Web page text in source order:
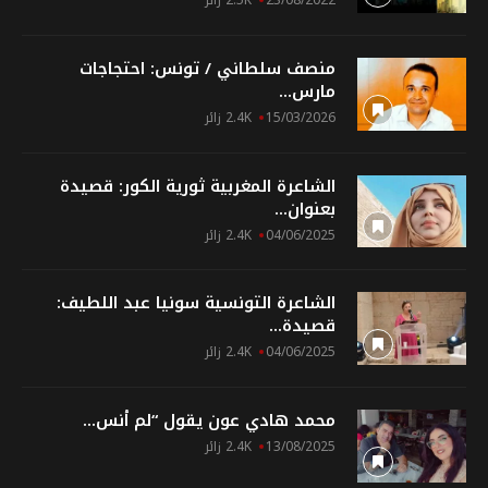
منصف سلطاني / تونس: احتجاجات
مارس...
15/03/2026 2.4K زائر
الشاعرة المغربية ثورية الكور: قصيدة
بعنوان...
04/06/2025 2.4K زائر
الشاعرة التونسية سونيا عبد اللطيف:
قصيدة...
04/06/2025 2.4K زائر
محمد هادي عون يقول “لم أنس...
13/08/2025 2.4K زائر